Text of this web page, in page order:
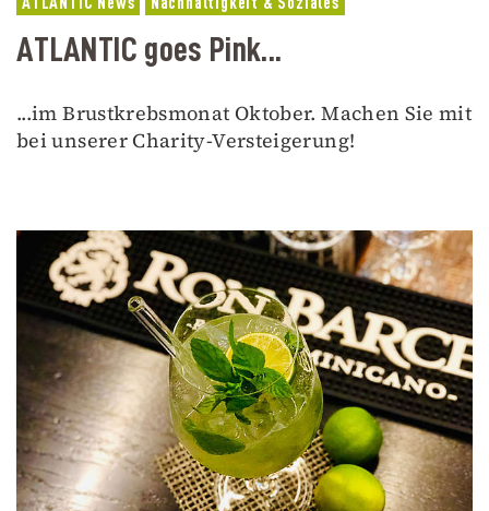
ATLANTIC goes Pink...
...im Brustkrebsmonat Oktober. Machen Sie mit
bei unserer Charity-Versteigerung!